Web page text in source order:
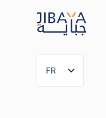
FR
FR